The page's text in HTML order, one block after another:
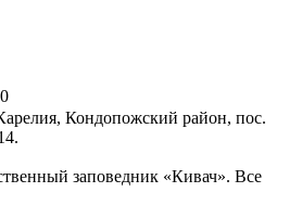
Кондопожский район, пос.
заповедник «Кивач». Все